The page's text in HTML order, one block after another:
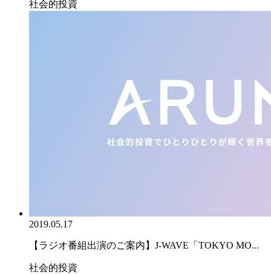
社会的投資
2019.05.17
【ラジオ番組出演のご案内】J-WAVE「TOKYO MO...
社会的投資